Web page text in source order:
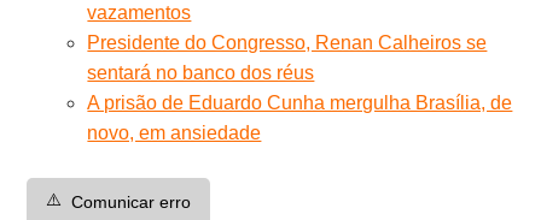
vazamentos
Presidente do Congresso, Renan Calheiros se
sentará no banco dos réus
A prisão de Eduardo Cunha mergulha Brasília, de
novo, em ansiedade
⚠️ Comunicar erro